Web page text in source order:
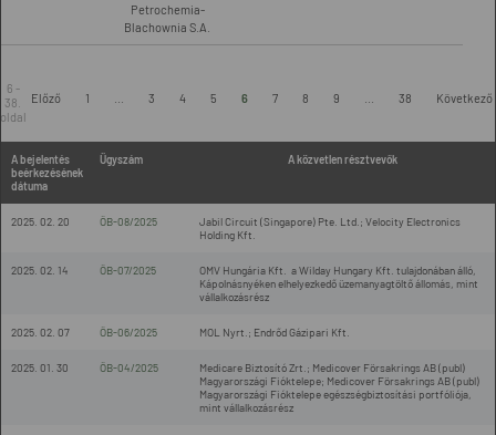
Petrochemia-
Blachownia S.A.
6 -
38.
oldal
Előző 1 3 4 5 6 7 8 9 38 Következő
A bejelentés
beérkezésének
dátuma
Ügyszám A közvetlen résztvevők
2025. 02. 20 ÖB-08/2025
Jabil Circuit (Singapore) Pte. Ltd.; Velocity Electronics
Holding Kft.
2025. 02. 14 ÖB-07/2025
OMV Hungária Kft. a Wilday Hungary Kft. tulajdonában álló,
Kápolnásnyéken elhelyezkedő üzemanyagtöltő állomás, mint
vállalkozásrész
2025. 02. 07 ÖB-06/2025 MOL Nyrt.; Endrőd Gázipari Kft.
2025. 01. 30 ÖB-04/2025
Medicare Biztosító Zrt.; Medicover Försakrings AB (publ)
Magyarországi Fióktelepe; Medicover Försakrings AB (publ)
Magyarországi Fióktelepe egészségbiztosítási portfóliója,
mint vállalkozásrész